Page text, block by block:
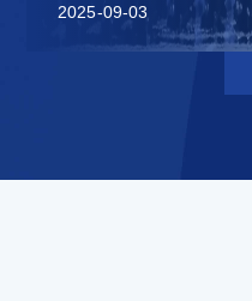
观看抗战胜利80
2025-09-03